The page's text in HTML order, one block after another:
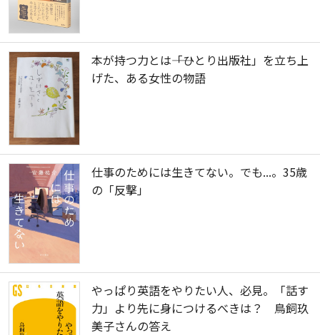
本が持つ力とは――「ひとり出版社」を立ち上
げた、ある女性の物語
仕事のためには生きてない。でも...。35歳
の「反撃」
やっぱり英語をやりたい人、必見。「話す
力」より先に身につけるべきは？ 鳥飼玖
美子さんの答え